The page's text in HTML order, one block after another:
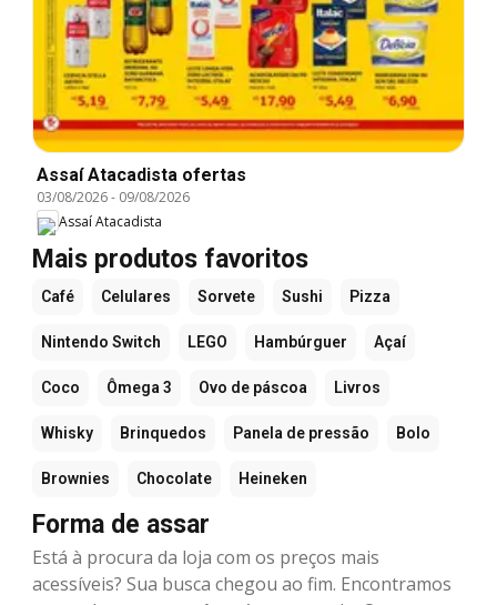
Assaí Atacadista ofertas
03/08/2026- 09/08/2026
Assaí Atacadista
Mais produtos favoritos
Café Celulares Sorvete Sushi Pizza
Nintendo Switch LEGO Hambúrguer Açaí
Coco Ômega 3 Ovo de páscoa Livros
Whisky Brinquedos Panela de pressão Bolo
Brownies Chocolate Heineken
Forma de assar
Está à procura da loja com os preços mais
acessíveis? Sua busca chegou ao fim. Encontramos